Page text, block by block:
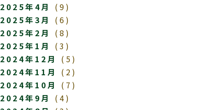
2025年4月
(9)
2025年3月
(6)
2025年2月
(8)
2025年1月
(3)
2024年12月
(5)
2024年11月
(2)
2024年10月
(7)
2024年9月
(4)